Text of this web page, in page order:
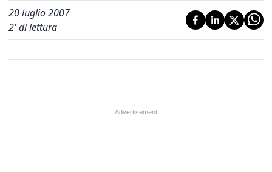
20 luglio 2007
2' di lettura